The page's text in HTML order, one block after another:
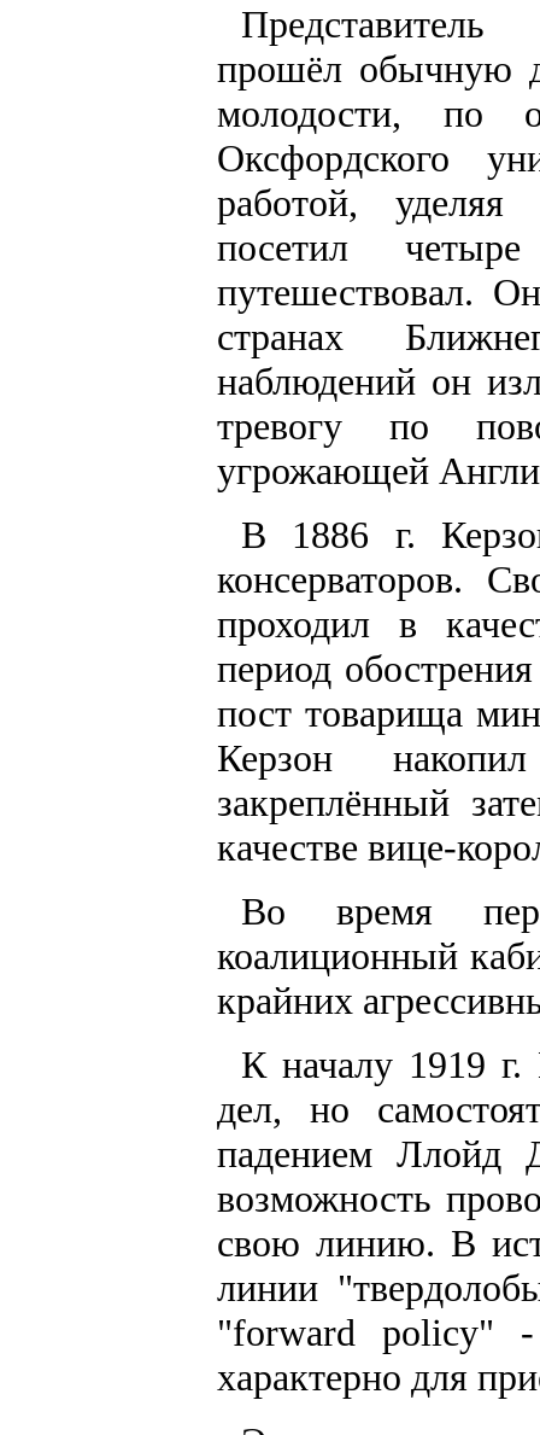
прошёл обычную
молодости, по
Оксфордского
работой,
посетил
путешествовал.
странах
наблюдений он
тревогу по
угрожающей
В 1886 г.
консерваторов.
проходил в
период
пост товарища
Керзон
закреплённый
качестве вице-
Во время
коалиционный
крайних
К началу 1919 г.
дел, но
падением Ллойд
возможность
свою линию. В
линии
"forward policy" -
характерно для